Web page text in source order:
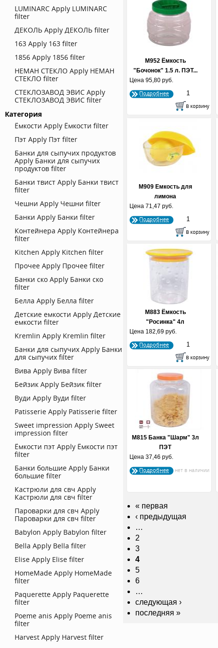
LUMINARC Apply LUMINARC
filter
ДЕКОЛЬ Apply ДЕКОЛЬ filter
163 Apply 163 filter
1856 Apply 1856 filter
НЕМАН СТЕКЛО Apply НЕМАН
СТЕКЛО filter
СТЕКЛОЗАВОД ЭВИС Apply
СТЕКЛОЗАВОД ЭВИС filter
Категория
Ёмкости Apply Ёмкости filter
Пэт Apply Пэт filter
Банки для сыпучих продуктов
Apply Банки для сыпучих
продуктов filter
Банки твист Apply Банки твист
filter
Чешни Apply Чешни filter
Банки Apply Банки filter
Контейнера Apply Контейнера
filter
Kitchen Apply Kitchen filter
Прочее Apply Прочее filter
Банки ско Apply Банки ско
filter
Белла Apply Белла filter
Детские емкости Apply Детские
емкости filter
Kremlin Apply Kremlin filter
Банки для сыпучих Apply Банки
для сыпучих filter
Вива Apply Вива filter
Бейзик Apply Бейзик filter
Вуди Apply Вуди filter
Patisserie Apply Patisserie filter
Sweet impression Apply Sweet
impression filter
Ёмкости пэт Apply Ёмкости пэт
filter
Банки большие Apply Банки
большие filter
Кастрюли для свч Apply
Кастрюли для свч filter
Пароварки для свч Apply
Пароварки для свч filter
Babylon Apply Babylon filter
Bella Apply Bella filter
Elise Apply Elise filter
HomeMade Apply HomeMade
filter
Paquerette Apply Paquerette
filter
Poeme anis Apply Poeme anis
filter
Harvest Apply Harvest filter
М952 Ёмкость
"Бочонок" 1.5 л. ПЭТ...
Цена 95,80 руб.
Подробнее
М909 Емкость для
лимона
Цена 71,47 руб.
Подробнее
М883 Ёмкость
"Росинка" 4л
Цена 182,69 руб.
Подробнее
М815 Банка "Шарм" 3л
ПЭТ
Цена 37,46 руб.
Подробнее
« первая
‹ предыдущая
…
2
3
4
5
6
…
следующая ›
последняя »